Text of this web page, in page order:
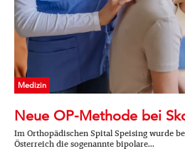
Medizin
Neue OP-Methode bei
Im Orthopädischen Spital Speising wurde
Österreich die sogenannte bipolare...